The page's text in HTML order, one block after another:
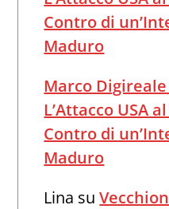
Contro di
Maduro
Marco
L’Attacco USA
Contro di
Maduro
Lina su